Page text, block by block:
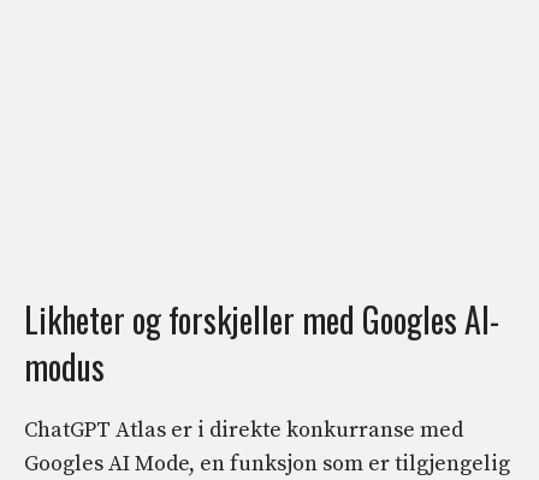
Likheter og forskjeller med Googles AI-
modus
ChatGPT Atlas er i direkte konkurranse med
Googles AI Mode, en funksjon som er tilgjengelig